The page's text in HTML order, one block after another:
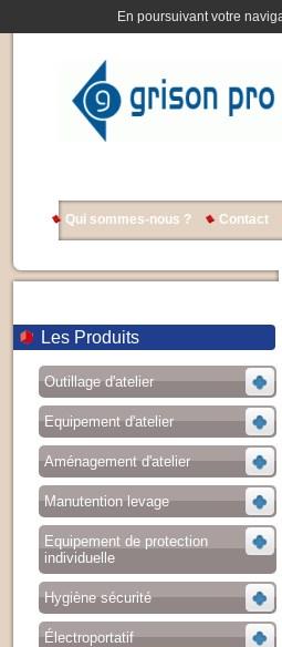
En poursuivant votre
Qui sommes-nous ? Contact
Les Produits
Outillage d'atelier
Equipement d'atelier
Aménagement d'atelier
Manutention levage
Equipement de protection
individuelle
Hygiène sécurité
Électroportatif